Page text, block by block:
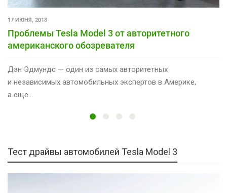
17 ИЮНЯ, 2018
Проблемы Tesla Model 3 от авторитетного
американского обозревателя
Дэн Эдмундс — один из самых авторитетных
и независимых автомобильных экспертов в Америке,
а еще…
Тест драйвы автомобилей Tesla Model 3